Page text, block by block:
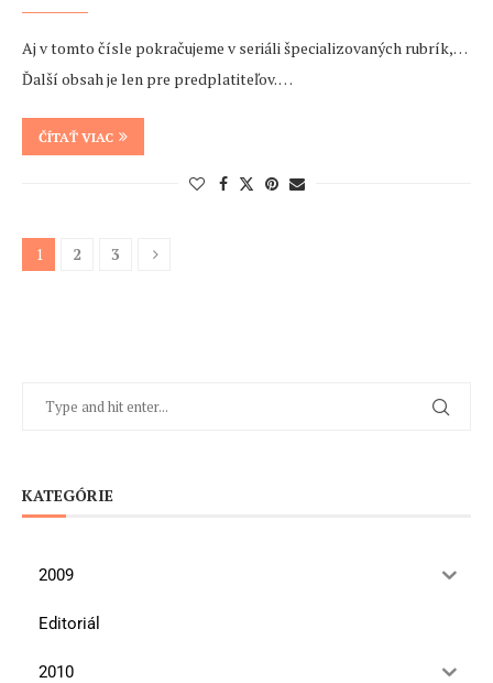
Aj v tomto čísle pokračujeme v seriáli špecializovaných rubrík,…
Ďalší obsah je len pre predplatiteľov. …
ČÍTAŤ VIAC
1 2 3
KATEGÓRIE
2009
Editoriál
2010